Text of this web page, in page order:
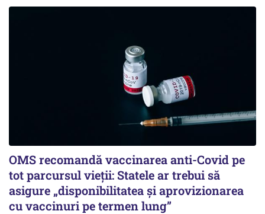
OMS recomandă vaccinarea anti-Covid pe
tot parcursul vieții: Statele ar trebui să
asigure „disponibilitatea și aprovizionarea
cu vaccinuri pe termen lung”